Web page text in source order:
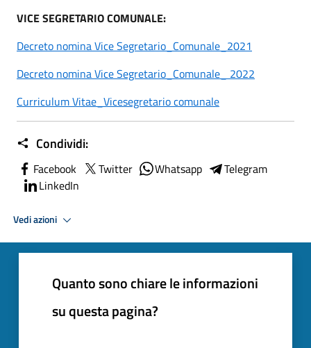
VICE SEGRETARIO COMUNALE:
Decreto nomina Vice Segretario_Comunale_2021
Decreto nomina Vice Segretario_Comunale_ 2022
Curriculum Vitae_Vicesegretario comunale
Condividi:
Facebook Twitter Whatsapp
Telegram
LinkedIn
Vedi azioni
Quanto sono chiare le informazioni
su questa pagina?